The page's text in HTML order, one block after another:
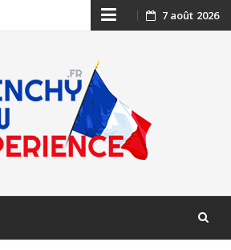
Skip
content
7 août 2026